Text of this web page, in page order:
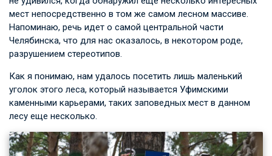
мест непосредственно в том же самом лесном массиве.
Напоминаю, речь идет о самой центральной части
Челябинска, что для нас оказалось, в некотором роде,
разрушением стереотипов.
Как я понимаю, нам удалось посетить лишь маленький
уголок этого леса, который называется Уфимскими
каменными карьерами, таких заповедных мест в данном
лесу еще несколько.